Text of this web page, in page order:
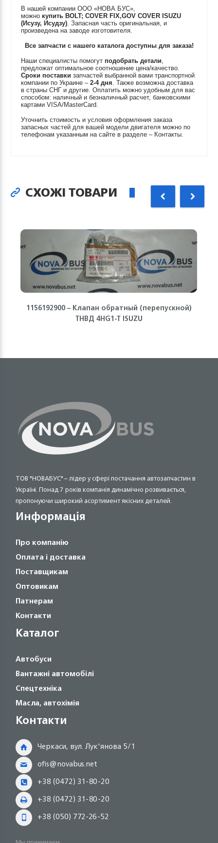
В нашей компании ООО «НОВА БУС»,
можно купить BOLT; COVER FIX,GOV COVER ISUZU
(Исузу, Исудзу). Запасная часть оригинальная, и
произведена на заводе изготовителя.
Все запчасти с нашего каталога доступны для заказа!
Наши специалисты помогут подобрать детали,
предложат оптимальное соотношение цена/качество.
Сроки поставки запчастей выбранной вами транспортной
компании по Украине –2-4 дня. Также возможна доставка
в страны СНГ и другие. Оплатить можно удобным для вас
способом: наличный и безналичный расчет, банковскими
картами VISA/MasterCard.
Уточнить стоимость и условия оформления заказа
запасных частей для вашей модели двигателя можно по
телефонам указанным на сайте в разделе – Контакты.
СХОЖІ ТОВАРИ
1156192900 – Клапан обратный (перепускной)
ТНВД 4HG1-T ISUZU
ТОВ "НОВАБУС" – лідер у сфері постачання автозапчастин в
Україні. Понад 7 років компанія динамічно розвивається,
пропонуючи широкий асортимент якісних деталей.
Информація
Про компанію
Оплата і доставка
Поставщикам
Оптовикам
Патнерам
Контакти
Каталог
Автобуси
Вантажні автомобілі
Спецтехніка
Масла, автохімія
Контакти
Черкаси, вул. Лук'янова 5/1
ofis@novabus.net
+38 (0472) 31-80-20
+38 (0472) 31-80-20
+38 (050) 772-26-52